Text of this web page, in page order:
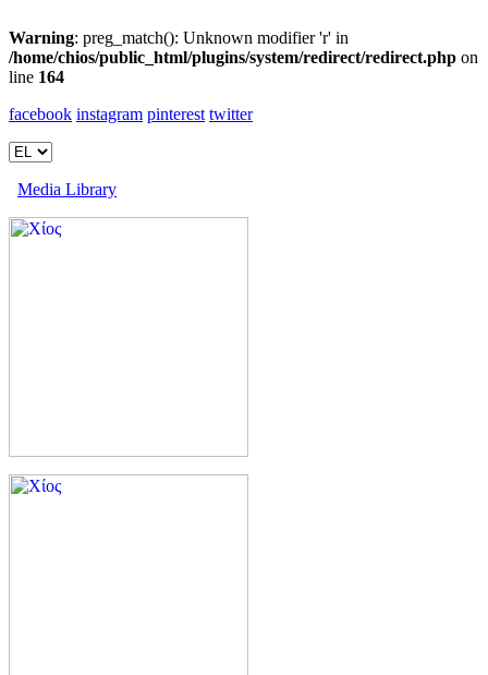
Warning: preg_match(): Unknown modifier 'r' in
/home/chios/public_html/plugins/system/redirect/redirect.php on
line 164
facebook instagram pinterest twitter
Media Library